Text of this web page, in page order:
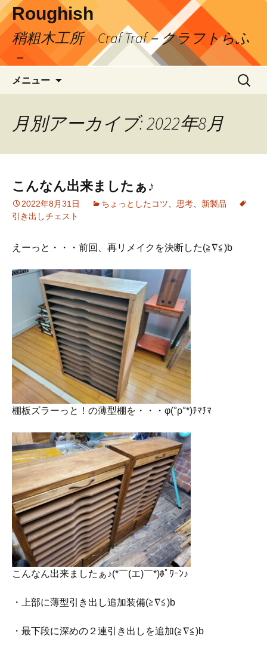
コ
ン
テ
ツ
ス
Roughish
稍粗木工所 Craf Traf－クラフトらふ
－
メニュー
検
索:
月別アーカイブ: 2022年8月
こんなん出来ましたぁ♪
2022年8月31日 ちょっとしたコツ 思考
新製品
引き出しチェスト
えーっと・・・前回、再リメイクを決断した(≧∇≦)b
棚板ズラーっと！の薄型棚を・・・φ(°ρ°*)ﾁﾏﾁﾏ
こんなん出来ましたぁ♪(*￣(エ)￣*)ﾎﾟﾜｰﾝ♪
・上部に薄型引き出し追加装備(≧∇≦)b
・最下段に深めの２連引き出しを追加(≧∇≦)b